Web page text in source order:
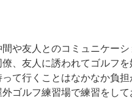
や友人とのコミュニケーシ
、友人に誘われてゴルフを
て行くことはなかなか負担
ゴルフ練習場で練習をして